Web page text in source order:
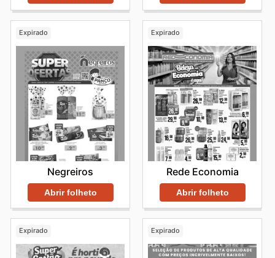
Expirado
Negreiros
Abrir folheto
Expirado
Rede Economia
Abrir folheto
Expirado Expirado